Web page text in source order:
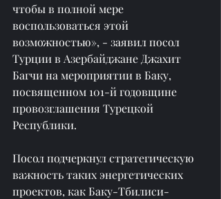
чтобы в полной мере
воспользоваться этой
возможностью», - заявил посол
Турции в Азербайджане Джахит
Багчи на мероприятии в Баку,
посвященном 101-й годовщине
провозглашения Турецкой
Республики.
Посол подчеркнул стратегическую
важность таких энергетических
проектов, как Баку-Тбилиси-